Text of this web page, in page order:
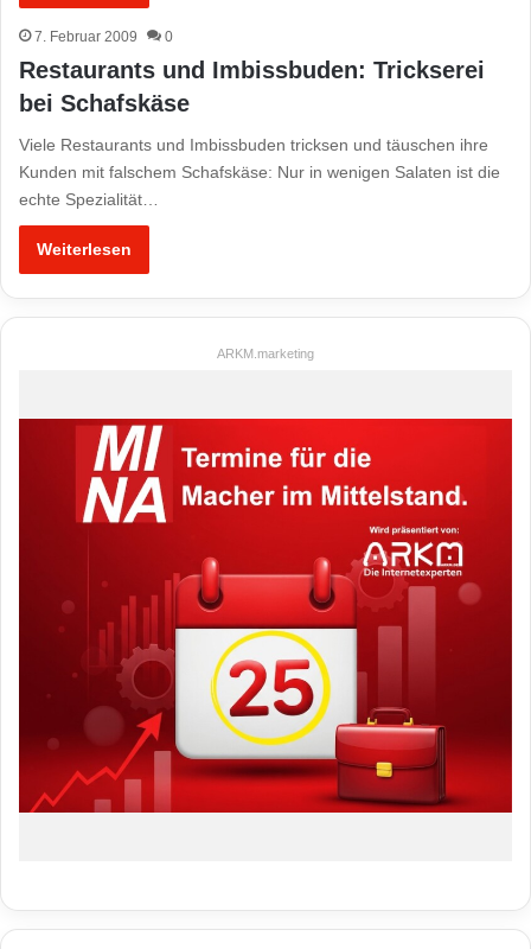
7. Februar 2009 0
Restaurants und Imbissbuden: Trickserei
bei Schafskäse
Viele Restaurants und Imbissbuden tricksen und täuschen ihre
Kunden mit falschem Schafskäse: Nur in wenigen Salaten ist die
echte Spezialität…
Weiterlesen
ARKM.marketing